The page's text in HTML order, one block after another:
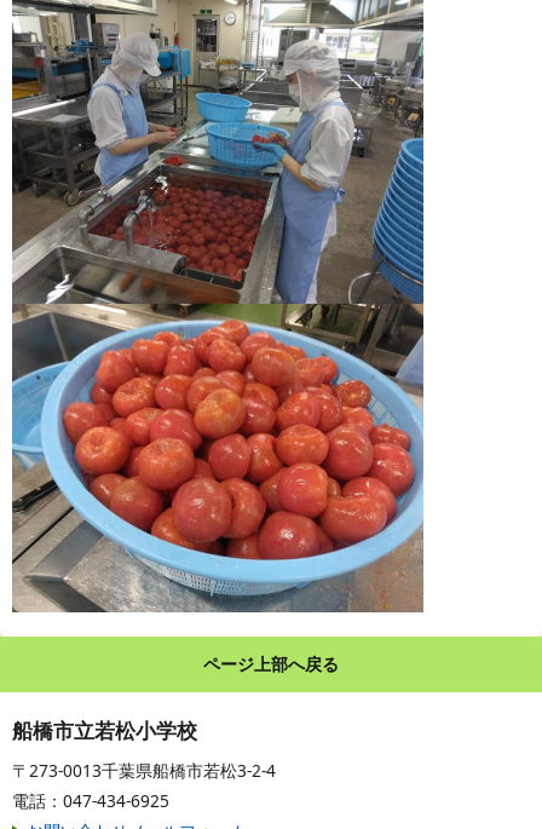
ページ上部へ戻る
船橋市立若松小学校
〒273-0013千葉県船橋市若松3-2-4
電話：047-434-6925